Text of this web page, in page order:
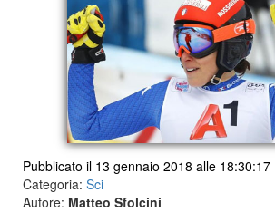
Pubblicato il 13 gennaio 2018 alle 18:30:17
Categoria: Sci
Autore: Matteo Sfolcini